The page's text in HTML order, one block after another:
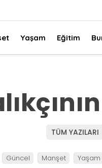
Yaşam Eğitim
TÜM YAZILARI
Güncel Manşet Yaşam